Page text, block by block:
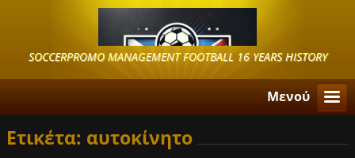
SOCCERPROMO MANAGEMENT FOOTBALL 16 YEARS HISTORY
Μενού
Ετικέτα: αυτοκίνητο